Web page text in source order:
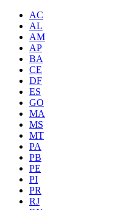
AC
AL
AM
AP
BA
CE
DF
ES
GO
MA
MS
MT
PA
PB
PE
PI
PR
RJ